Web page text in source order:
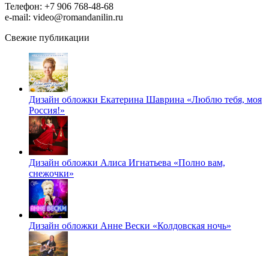
Телефон: +7 906 768-48-68
e-mail: video@romandanilin.ru
Свежие публикации
Дизайн обложки Екатерина Шаврина «Люблю тебя, моя
Россия!»
Дизайн обложки Алиса Игнатьева «Полно вам,
снежочки»
Дизайн обложки Анне Вески «Колдовская ночь»